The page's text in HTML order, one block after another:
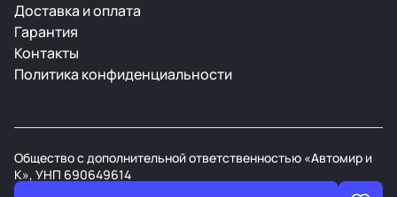
Доставка и оплата
Гарантия
Контакты
Политика конфиденциальности
Общество с дополнительной ответственностью «Автомир и
К», УНП 690649614
В торговом реестре РБ с 21 марта 2008г.